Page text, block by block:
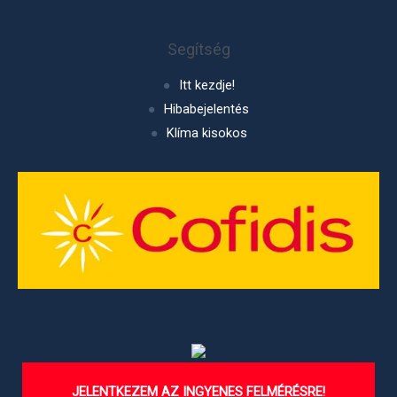
Segítség
Itt kezdje!
Hibabejelentés
Klíma kisokos
JELENTKEZEM AZ INGYENES FELMÉRÉSRE!